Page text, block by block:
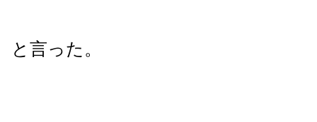
と言った。